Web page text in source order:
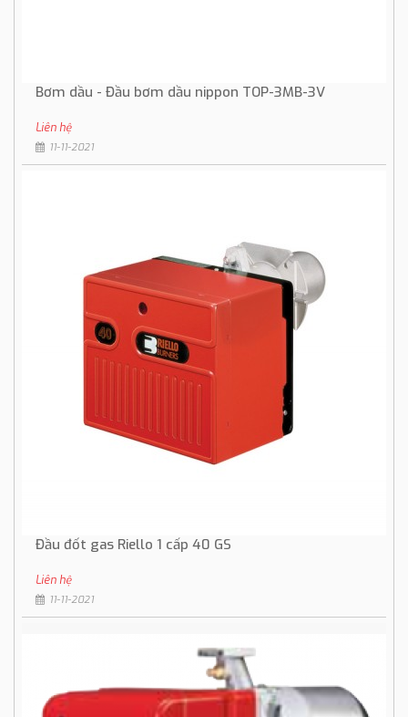
Bơm dầu - Đầu bơm dầu nippon TOP-3MB-3V
Liên hệ
11-11-2021
Đầu đốt gas Riello 1 cấp 40 GS
Liên hệ
11-11-2021